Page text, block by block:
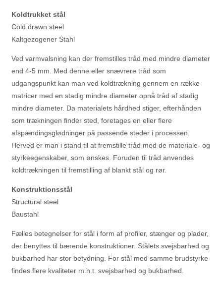
Koldtrukket stål
Cold drawn steel
Kaltgezogener Stahl
Ved varmvalsning kan der fremstilles tråd med mindre diameter
end 4-5 mm. Med denne eller snævrere tråd som
udgangspunkt kan man ved koldtrækning gennem en række
matricer med en stadig mindre diameter opnå tråd af stadig
mindre diameter. Da materialets hårdhed stiger, efterhånden
som trækningen finder sted, foretages en eller flere
afspændingsglødninger på passende steder i processen.
Herved er man i stand til at fremstille tråd med de materiale- og
styrkeegenskaber, som ønskes. Foruden til tråd anvendes
koldtrækningen til fremstilling af blankt stål og rør.
Konstruktionsstål
Structural steel
Baustahl
Fælles betegnelser for stål i form af profiler, stænger og plader,
der benyttes til bærende konstruktioner. Stålets svejsbarhed og
bukbarhed har stor betydning. For stål med samme brudstyrke
findes flere kvaliteter m.h.t. svejsbarhed og bukbarhed.